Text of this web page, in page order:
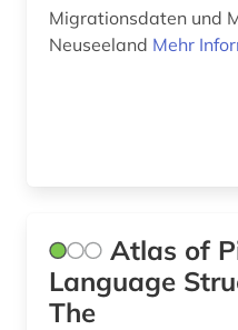
lieferbares buch (1)
logopädie (1)
medienkonsum (1)
Migrationsdaten und
Neuseeland Mehr
Atlas of
Language
The